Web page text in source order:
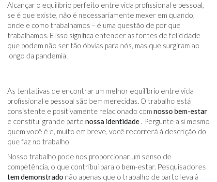
Alcançar o equilíbrio perfeito entre vida profissional e pessoal,
se é que existe, não é necessariamente mexer em quando,
onde e como trabalhamos – é uma questão de por que
trabalhamos. E isso significa entender as fontes de felicidade
que podem não ser tão óbvias para nós, mas que surgiram ao
longo da pandemia.
As tentativas de encontrar um melhor equilíbrio entre vida
profissional e pessoal são bem merecidas. O trabalho está
consistente e positivamente relacionado com nosso bem-estar
e constitui grande parte nossa identidade . Pergunte a si mesmo
quem você é e, muito em breve, você recorrerá à descrição do
que faz no trabalho.
Nosso trabalho pode nos proporcionar um senso de
competência, o que contribui para o bem-estar. Pesquisadores
tem demonstrado não apenas que o trabalho de parto leva à